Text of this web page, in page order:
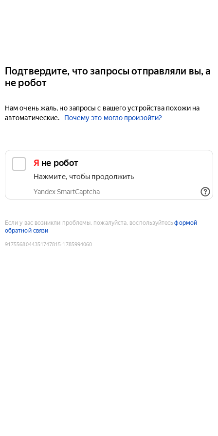
Подтвердите, что запросы отправляли вы, а
не робот
Нам очень жаль, но запросы с вашего устройства похожи на
автоматические.
Почему это могло произойти?
Я не робот
Нажмите, чтобы продолжить
Yandex SmartCaptcha
Если у вас возникли проблемы, пожалуйста, воспользуйтесьформой
обратной связи
9175568044351747815:1785994060